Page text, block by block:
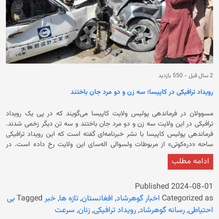
نیمروز و بدخشان پنج تن به شمول یک کودک جان باخته بودند.
2 سال قبل - 550 بازدید
رویداد ترافیکی در کاپیسا؛ سه زن و دو مرد جان باختند
مسوولان در فرماندهی پولیس ولایت کاپیسا می‌گویند که در پی یک رویداد
ترافیکی در این ولایت سه زن و دو مرد جان باختند و سه تن دیگر زخمی شدند.
فرماندهی پولیس کاپیسا با نشر خبرنامه‌ای گفته است که این رویداد ترافیکی
ساحه «دره‌کوتی» از مربوطات ولسوالی اله‌سای این ولایت رخ داده است. در
ادامه آمده است که در این رویداد سه زن و دو مرد جان باخته و سه تن دیگر
زخمی شدند. در خبرنامه آمده است که زخمیان این رویداد به کابل و شفاخانه
کاپیسا است و باشند‌گان آن پیش از این نیز گواه وقوع رویدادهای دلخراش
ترافیکی بودند. باید گفت که رویدادهای ترافیکی در بسیاری از ولایت‌ها، هر از
گاهی از شهروندان کشور قربانی می‌گیرد‌. بی‌احتیاطی رانندگان، خرابی جاده‌ها و
ادامه مطلب
Published 2024-08-01
Categorized as اخبار گوهرشاد, افغانستان,تازه ها, خبر Taggedبی
احتیاطی,رسانه گوهرشاد,رویداد ترافیکی,زنان, سرعت